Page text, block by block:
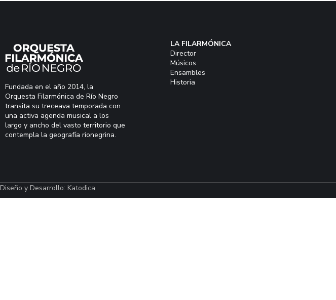
Fundada en el año 2014, la
Orquesta Filarmónica de Río Negro
transita su treceava temporada con
una activa agenda musical a los
largo y ancho del vasto territorio que
contempla la geografía rionegrina.
LA FILARMÓNICA
Director
Músicos
Ensambles
Historia
Diseño y Desarrollo: Katodica